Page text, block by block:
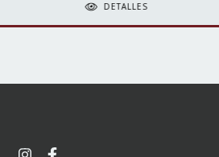
DETALLES